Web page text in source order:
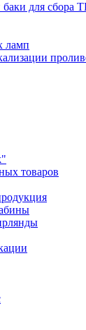
для сбора
ламп
товаров